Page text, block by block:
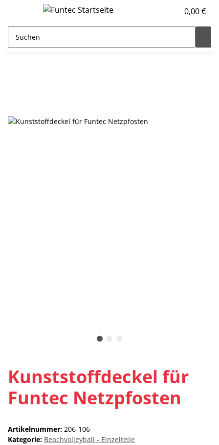
0,00 €
Kunststoffdeckel für
Funtec Netzpfosten
Artikelnummer: 206-106
Kategorie: Beachvolleyball - Einzelteile